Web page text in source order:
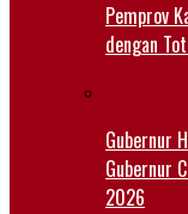
Pemprov
dengan
Gubernur
Gubernur
2026